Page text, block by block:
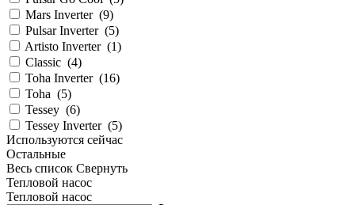
Mars Inverter (9)
Pulsar Inverter (5)
Artisto Inverter (1)
Classic (4)
Toha Inverter (16)
Toha (5)
Tessey (6)
Tessey Inverter (5)
Используются сейчас
Остальные
Весь список Свернуть
Тепловой насос
Тепловой насос